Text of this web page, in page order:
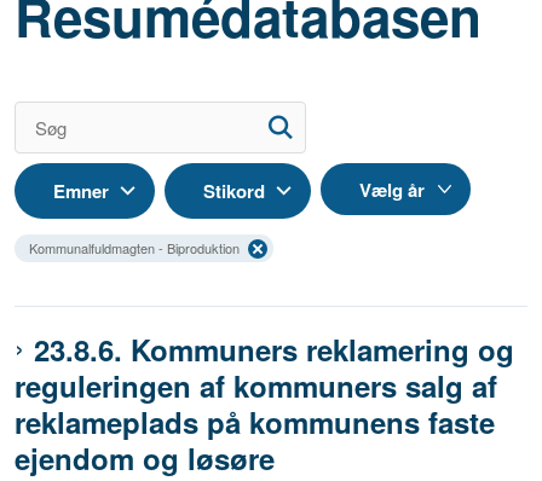
Resumédatabasen
Emner Stikord
Kommunalfuldmagten - Biproduktion
23.8.6. Kommuners reklamering og
reguleringen af kommuners salg af
reklameplads på kommunens faste
ejendom og løsøre